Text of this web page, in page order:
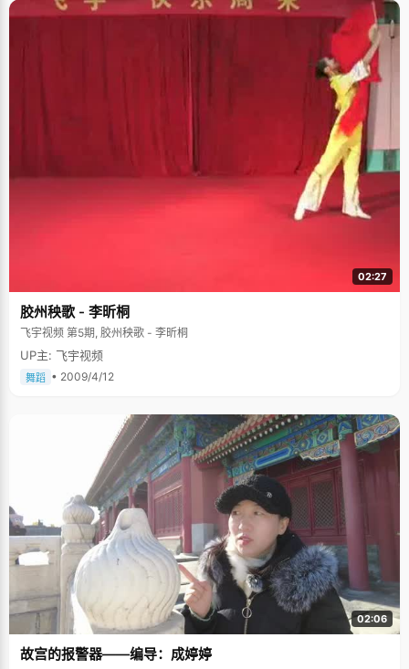
02:27
胶州秧歌 - 李昕桐
飞宇视频 第5期, 胶州秧歌 - 李昕桐
UP主: 飞宇视频
舞蹈 • 2009/4/12
02:06
故宫的报警器——编导：成婷婷